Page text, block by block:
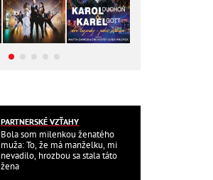
PARTNERSKÉ VZŤAHY
Bola som milenkou ženatého
muža: To, že má manželku, mi
nevadilo, hrozbou sa stala táto
žena